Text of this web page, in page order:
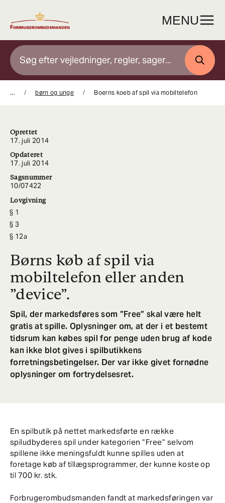
indhold
MENU
SØG
... børn og unge Boerns koeb af spil via mobiltelefon
Oprettet
17. juli 2014
Opdateret
17. juli 2014
Sagsnummer
10/07422
Lovgivning
1
3
12a
Børns køb af spil via
mobiltelefon eller anden
”device”.
Spil, der markedsføres som ”Free” skal være helt
gratis at spille. Oplysninger om, at der i et bestemt
tidsrum kan købes spil for penge uden brug af kode
kan ikke blot gives i spilbutikkens
forretningsbetingelser. Der var ikke givet fornødne
oplysninger om fortrydelsesret.
En spilbutik på nettet markedsførte en række
spiludbyderes spil under kategorien ”Free” selvom
spillene ikke meningsfuldt kunne spilles uden at
foretage køb af tillægsprogrammer, der kunne koste op
til 700 kr. stk.
Forbrugerombudsmanden fandt at markedsføringen var